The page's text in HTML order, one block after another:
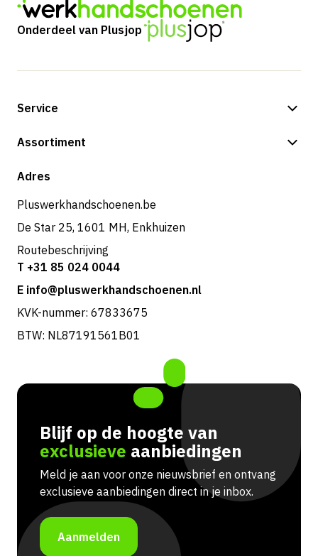
Onderdeel van Plusjop
Service
Betalingsmogelijkheden
Retouren & service
Assortiment
Shop
Adres
Pluswerkhandschoenen.be
De Star 25, 1601 MH, Enkhuizen
Routebeschrijving
T +31 85 024 0044
E info@pluswerkhandschoenen.nl
KVK-nummer: 67833675
BTW: NL87191561B01
Blijf op de hoogte van
exclusieve aanbiedingen
Meld je aan voor onze nieuwsbrief en ontvang
exclusieve aanbiedingen direct in je inbox.
Aanmelden